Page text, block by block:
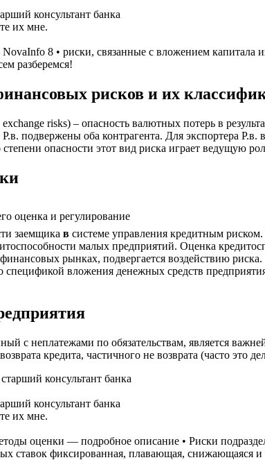
консультант банка
их мне.
8 • риски, связанные с вложением капитала
разберемся!
рисков и их
risks) – опасность валютных потерь в
подвержены оба контрагента. Для экспортера
опасности этот вид риска играет ведущую
оценка и регулирование
заемщика в системе управления кредитным
малых предприятий. Оценка
рынках, подвергается воздействию риска.
спецификой вложения денежных средств
с неплатежами по обязательствам, является
кредита, частичного не возврата (часто
консультант банка
их мне.
оценки — подробное описание • Риски
ставок фиксированная, плавающая, снижающаяся